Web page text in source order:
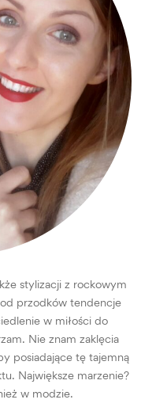
stylizacji z rockowym
przodków tendencje
w miłości do
Nie znam zaklęcia
posiadające tę tajemną
Największe marzenie?
w modzie.